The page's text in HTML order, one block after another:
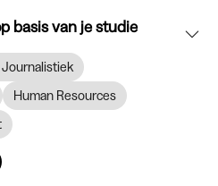
basis van je studie
Human Resources